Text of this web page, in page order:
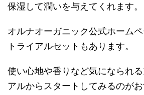
保湿して潤いを与えてくれます。
オルナオーガニック公式ホーム
トライアルセットもあります。
使い心地や香りなど気になられ
アルからスタートしてみるのがお